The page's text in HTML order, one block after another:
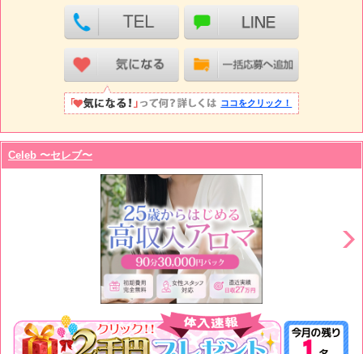
ココをクリック！
Celeb 〜セレブ〜